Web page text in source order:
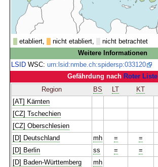
etabliert, nicht etabliert,
nicht betrachtet
Weitere Informationen
LSID WSC:urn:lsid:nmbe.ch:spidersp:033120
Gefährdung nach Roter Liste
Region
BS LT KT
[AT] Kärnten
[CZ] Tschechien
[CZ] Oberschlesien
[D] Deutschland
mh = =
[D] Berlin
ss = =
[D] Baden-Württemberg
mh